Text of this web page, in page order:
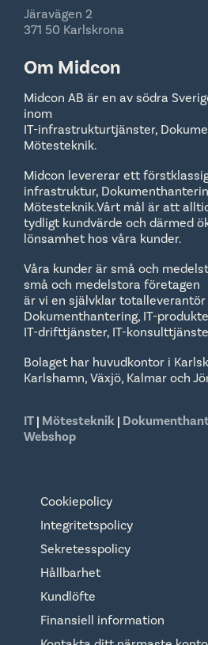
Järavägen 2
371 50 Karlskrona
Om Midcon
Midcon AB är en av södra
inom
IT-infrastrukturtjänster,
Mötesteknik.
Midcon levererar ett
infrastruktur,
Mötesteknik.Vårt mål är att
tydligt kundvärde och därmed
lönsamhet hos våra kunder.
Våra kunder är små och
små och medelstora företagen
är vi en självklar totalleverantör
Dokumenthantering, IT-
IT-drifttjänster, IT-
Bolaget har huvudkontor i
Karlshamn, Växjö, Kalmar och
IT | Mötesteknik |
Webshop
Cookiepolicy
Integritetspolicy
Sekretesspolicy
Hållbarhet
Kundlöfte
Finansiell information